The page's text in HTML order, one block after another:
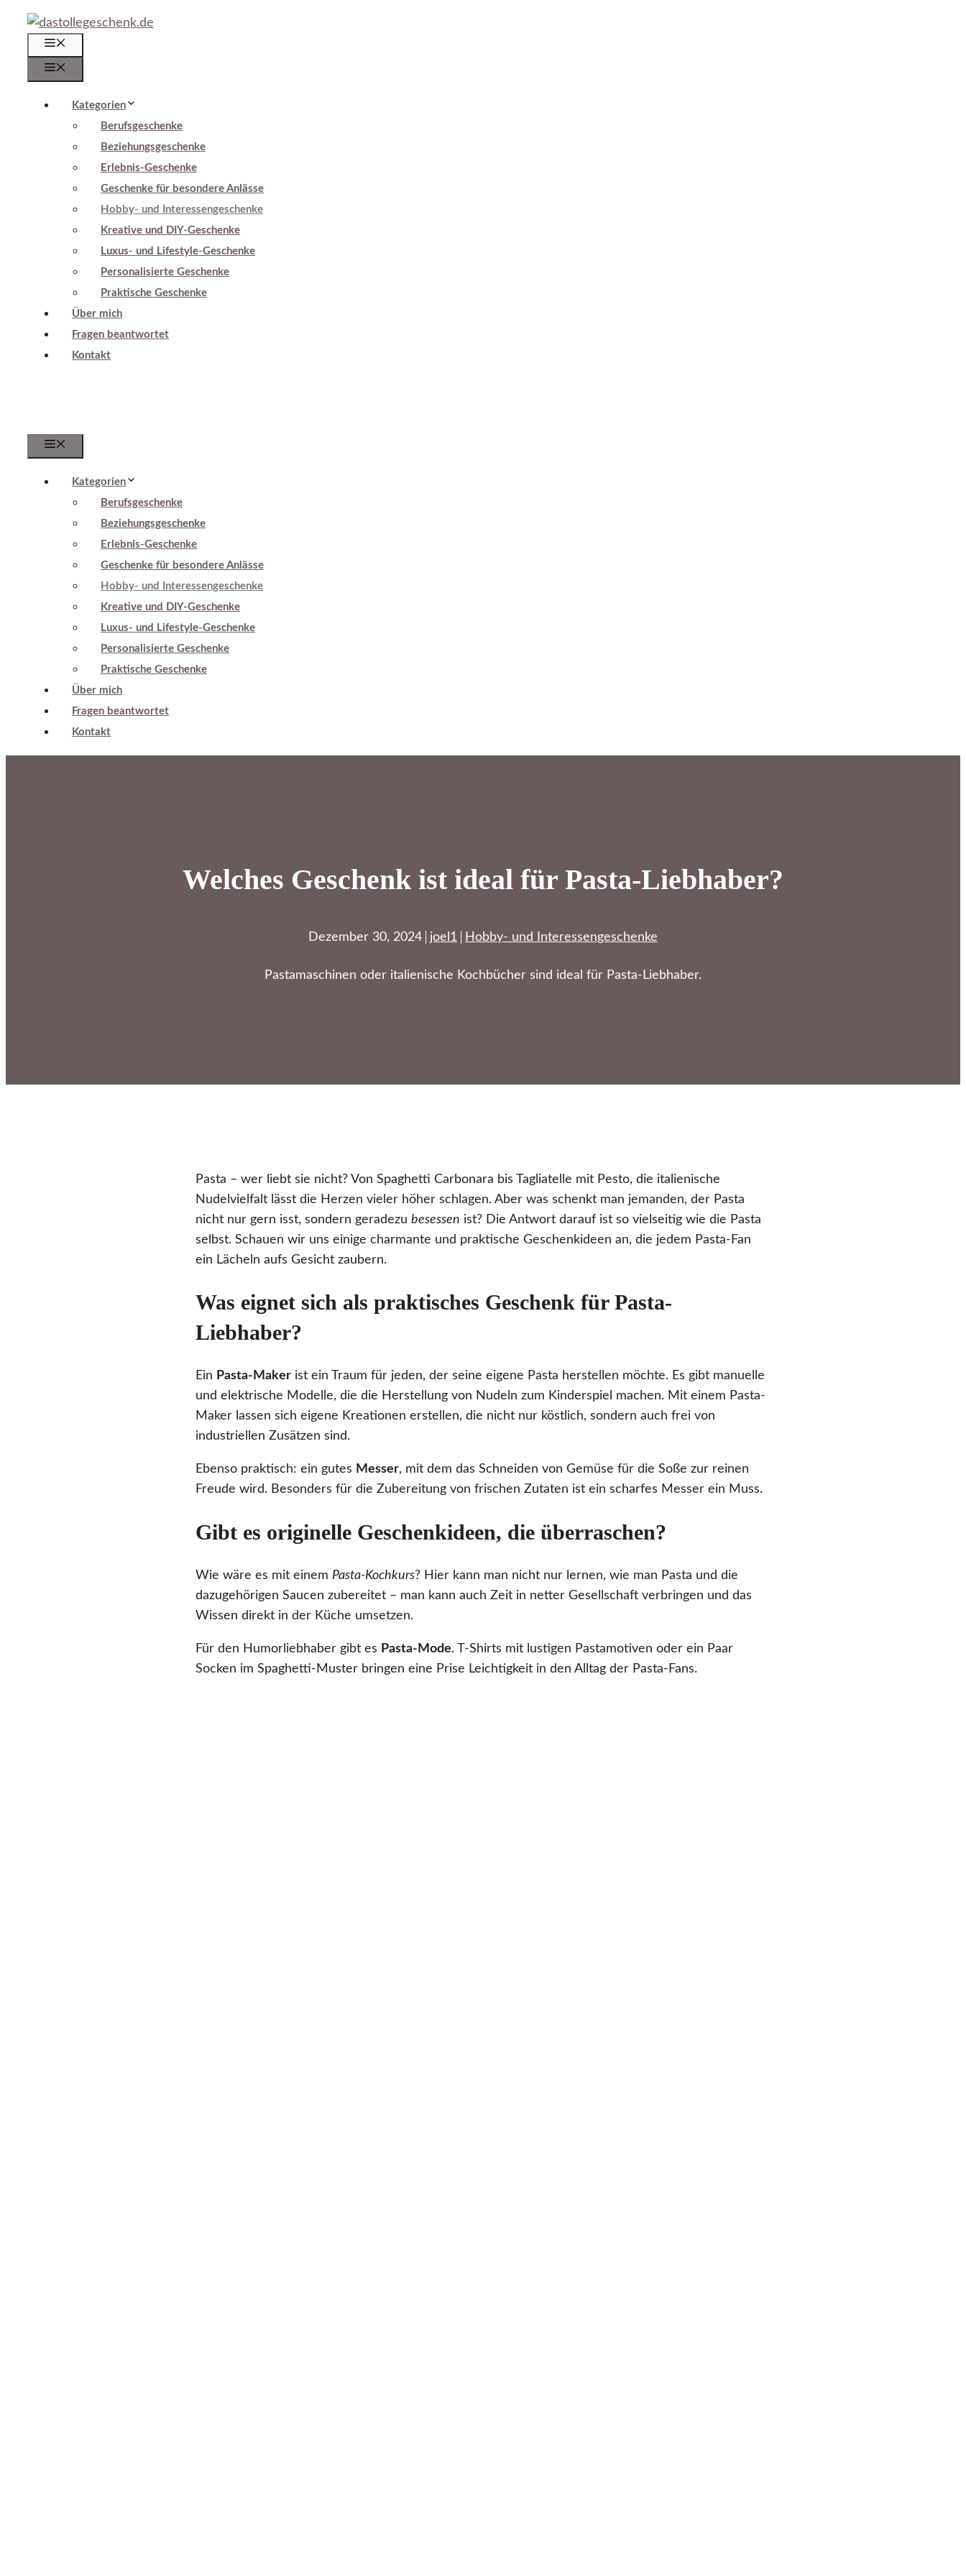
Zum
Inhalt
springen
Kategorien
Berufsgeschenke
Beziehungsgeschenke
Erlebnis-Geschenke
Geschenke für besondere Anlässe
Hobby- und Interessengeschenke
Kreative und DIY-Geschenke
Luxus- und Lifestyle-Geschenke
Personalisierte Geschenke
Praktische Geschenke
Über mich
Fragen beantwortet
Kontakt
Kategorien
Berufsgeschenke
Beziehungsgeschenke
Erlebnis-Geschenke
Geschenke für besondere Anlässe
Hobby- und Interessengeschenke
Kreative und DIY-Geschenke
Luxus- und Lifestyle-Geschenke
Personalisierte Geschenke
Praktische Geschenke
Über mich
Fragen beantwortet
Kontakt
Welches Geschenk ist ideal für Pasta-Liebhaber?
Dezember 30, 2024 joel1 Hobby- und Interessengeschenke
Pastamaschinen oder italienische Kochbücher sind ideal für Pasta-Liebhaber.
Pasta – wer liebt sie nicht? Von Spaghetti Carbonara bis Tagliatelle mit Pesto, die italienische
Nudelvielfalt lässt die Herzen vieler höher schlagen. Aber was schenkt man jemanden, der Pasta
nicht nur gern isst, sondern geradezu besessen ist? Die Antwort darauf ist so vielseitig wie die Pasta
selbst. Schauen wir uns einige charmante und praktische Geschenkideen an, die jedem Pasta-Fan
ein Lächeln aufs Gesicht zaubern.
Was eignet sich als praktisches Geschenk für Pasta-
Liebhaber?
Ein Pasta-Maker ist ein Traum für jeden, der seine eigene Pasta herstellen möchte. Es gibt manuelle
und elektrische Modelle, die die Herstellung von Nudeln zum Kinderspiel machen. Mit einem Pasta-
Maker lassen sich eigene Kreationen erstellen, die nicht nur köstlich, sondern auch frei von
industriellen Zusätzen sind.
Ebenso praktisch: ein gutes Messer, mit dem das Schneiden von Gemüse für die Soße zur reinen
Freude wird. Besonders für die Zubereitung von frischen Zutaten ist ein scharfes Messer ein Muss.
Gibt es originelle Geschenkideen, die überraschen?
Wie wäre es mit einem Pasta-Kochkurs? Hier kann man nicht nur lernen, wie man Pasta und die
dazugehörigen Saucen zubereitet – man kann auch Zeit in netter Gesellschaft verbringen und das
Wissen direkt in der Küche umsetzen.
Für den Humorliebhaber gibt es Pasta-Mode. T-Shirts mit lustigen Pastamotiven oder ein Paar
Socken im Spaghetti-Muster bringen eine Prise Leichtigkeit in den Alltag der Pasta-Fans.